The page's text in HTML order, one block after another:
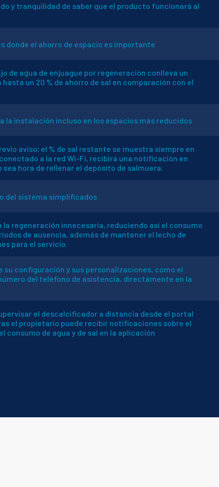
y tranquilidad de saber que el producto funcionará al
donde el ahorro de espacio es importante
de agua de enjuague por regeneración conlleva un
un 20 % de ahorro de sal en comparación con el
la instalación incluso en los espacios más reducidos
aviso; el % de sal restante se muestra siempre en
a la red Wi-Fi, recibirá una notificación en
hora de rellenar el depósito de salmuera.
del sistema simplificados
la regeneración innecesaria, reduciendo así el consumo
de ausencia, además de mantener el lecho de
para el servicio.
configuración y sus personalizaciones, como el
del teléfono de asistencia, directamente en la
el descalcificador a distancia desde el portal
el propietario puede recibir notificaciones sobre el
consumo de agua y de sal en la aplicación